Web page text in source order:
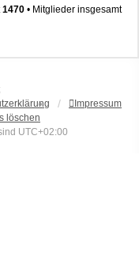
1470 • Mitglieder insgesamt
Impressum
löschen
UTC+02:00